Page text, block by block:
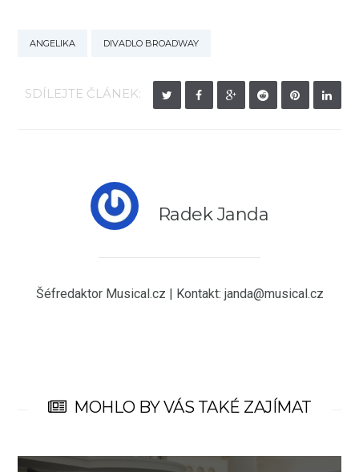
ANGELIKA DIVADLO BROADWAY
SDÍLEJTE ČLÁNEK:
Radek Janda
Šéfredaktor Musical.cz | Kontakt: janda@musical.cz
MOHLO BY VÁS TAKÉ ZAJÍMAT